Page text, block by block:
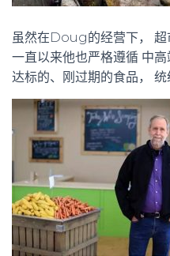
虽然在Doug的经营下， 超
一直以来他也严格遵循 中
达标的、刚过期的食品， 统